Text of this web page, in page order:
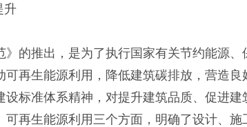
升
推出，是为了执行国家有关节约能源、
再生能源利用，降低建筑碳排放，营造
准体系精神，对提升建筑品质、促进建
再生能源利用三个方面，明确了设计、